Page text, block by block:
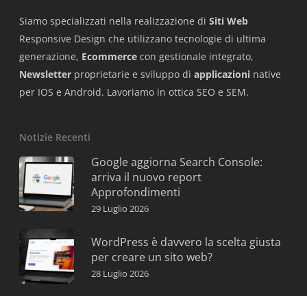
Siamo specializzati nella realizzazione di Siti Web
Responsive Design che utilizzano tecnologie di ultima
generazione, Ecommerce con gestionale integrato,
Newsletter proprietarie e sviluppo di applicazioni native
per IOS e Android. Lavoriamo in ottica SEO e SEM.
Notizie Recenti
Google aggiorna Search Console:
arriva il nuovo report
Approfondimenti
29 Luglio 2026
WordPress è davvero la scelta giusta
per creare un sito web?
28 Luglio 2026